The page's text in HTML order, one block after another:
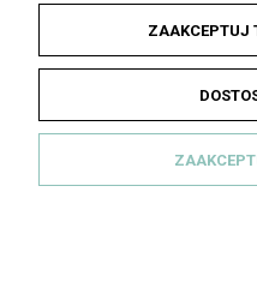
ZAAKCEPTUJ